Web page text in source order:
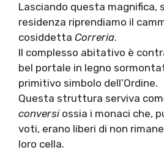
Lasciando questa magnifica,
residenza riprendiamo il
cosiddetta Correria.
Il complesso abitativo è
bel portale in legno
primitivo simbolo dell’Ordine.
Questa struttura serviva
conversiossia i monaci che,
voti, erano liberi di non
loro cella.